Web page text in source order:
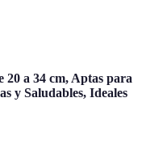
20 a 34 cm, Aptas para
y Saludables, Ideales